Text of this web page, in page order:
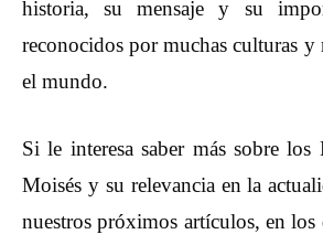
historia, su mensaje y su
reconocidos por muchas culturas y
el mundo.
Si le interesa saber más sobre los
Moisés y su relevancia en la
nuestros próximos artículos, en los